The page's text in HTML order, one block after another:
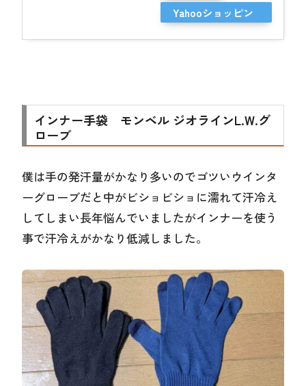
Yahooショッピン
インナー手袋 モンベル ジオラインL.W.グ
ローブ
僕は手の発汗量がかなり多いのでゴツいウインタ
ーグローブだと中がビショビショに濡れて汗冷え
してしまい長年悩んでいましたがインナーを使う
事で汗冷えがかなり低減しました。